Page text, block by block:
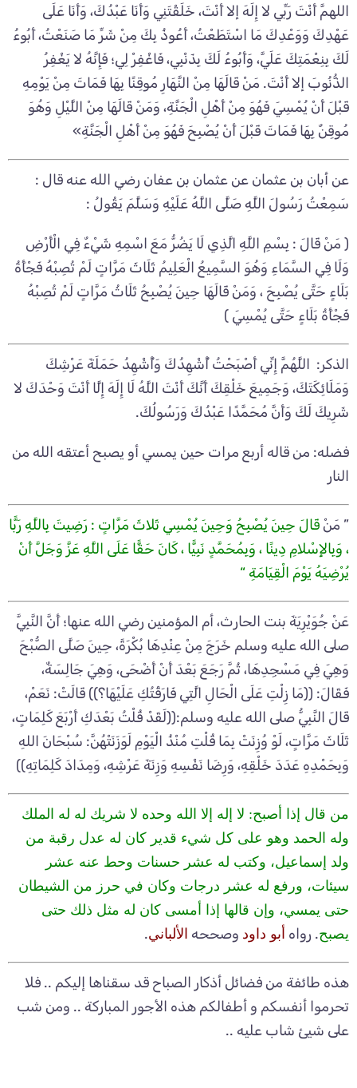
اللهمَّ أَنْتَ رَبِّي لا إِلَهَ إلا أَنْتَ، خَلَقْتَنِي وَأَنَا عَبْدُكَ، وَأَنَا عَلَى
عَهْدِكَ وَوَعْدِكَ مَا اسْتَطَعْتُ، أَعُوذُ بِكَ مِنْ شَرِّ مَا صَنَعْتُ، أَبُوءُ
لَكَ بِنِعْمَتِكَ عَلَيَّ، وَأَبُوءُ لَكَ بِذَنْبِي، فَاغْفِرْ لِي؛ فَإِنَّهُ لا يَغْفِرُ
الذُّنُوبَ إلا أَنْتَ. مَنْ قَالَهَا مِنْ النَّهَارِ مُوقِنًا بِهَا فَمَاتَ مِنْ يَوْمِهِ
قَبْلَ أَنْ يُمْسِيَ فَهُوَ مِنْ أَهْلِ الْجَنَّةِ، وَمَنْ قَالَهَا مِنْ اللَّيْلِ وَهُوَ
مُوقِنٌ بِهَا فَمَاتَ قَبْلَ أَنْ يُصْبِحَ فَهُوَ مِنْ أَهْلِ الْجَنَّةِ»
عن أبان بن عثمان عن عثمان بن عفان رضي الله عنه قال :
سَمِعْتُ رَسُولَ اللَّهِ صَلَّى اللَّهُ عَلَيْهِ وَسَلَّمَ يَقُولُ :
( مَنْ قَالَ : بِسْمِ اللَّهِ الَّذِي لَا يَضُرُّ مَعَ اسْمِهِ شَيْءٌ فِي الْأَرْضِ
وَلَا فِي السَّمَاءِ وَهُوَ السَّمِيعُ الْعَلِيمُ ثَلَاثَ مَرَّاتٍ لَمْ تُصِبْهُ فَجْأَةُ
بَلَاءٍ حَتَّى يُصْبِحَ ، وَمَنْ قَالَهَا حِينَ يُصْبِحُ ثَلَاثُ مَرَّاتٍ لَمْ تُصِبْهُ
فَجْأَةُ بَلَاءٍ حَتَّى يُمْسِيَ )
الذكر: اللَّهُمَّ إِنِّي أَصْبَحْتُ أُشْهِدُكَ وَأُشْهِدُ حَمَلَةَ عَرْشِكَ
وَمَلَائِكَتَكَ، وَجَمِيعَ خَلْقِكَ أَنَّكَ أَنْتَ اللَّهُ لَا إِلَهَ إِلَّا أَنْتَ وَحْدَكَ لا
شَرِيكَ لَكَ وَأَنَّ مُحَمَّدًا عَبْدُكَ وَرَسُولُكَ.
فضله: من قاله أربع مرات حين يمسي أو يصبح أعتقه الله من
النار
” مَنْ قَالَ حِينَ يُصْبِحُ وَحِينَ يُمْسِي ثَلاثَ مَرَّاتٍ : رَضِيتَ بِاللَّهِ رَبًّا
، وَبِالإِسْلامِ دِينًا ، وَبِمُحَمَّدٍ نَبِيًّا ، كَانَ حَقًّا عَلَى اللَّهِ عَزَّ وَجَلَّ أَنْ
يُرْضِيَهُ يَوْمَ الْقِيَامَةِ “
عَنْ جُوَيْرِيَةَ بنت الحارث، أم المؤمنين رضي الله عنها؛ أَنَّ النَّبِيَّ
صلى الله عليه وسلم خَرَجَ مِنْ عِنْدِهَا بُكْرَةً، حِينَ صَلَّى الصُّبْحَ
وَهِيَ فِي مَسْجِدِهَا، ثُمَّ رَجَعَ بَعْدَ أَنْ أَضْحَى، وَهِيَ جَالِسَةٌ،
فَقَالَ: ((مَا زِلْتِ عَلَى الْحَالِ الَّتِي فَارَقْتُكِ عَلَيْهَا؟)) قَالَتْ: نَعَمْ،
قَالَ النَّبِيُّ صلى الله عليه وسلم:((لَقَدْ قُلْتُ بَعْدَكِ أَرْبَعَ كَلِمَاتٍ،
ثَلَاثَ مَرَّاتٍ، لَوْ وُزِنَتْ بِمَا قُلْتِ مُنْذُ الْيَوْمِ لَوَزَنَتْهُنَّ: سُبْحَانَ اللهِ
وَبِحَمْدِهِ عَدَدَ خَلْقِهِ، وَرِضَا نَفْسِهِ وَزِنَةَ عَرْشِهِ، وَمِدَادَ كَلِمَاتِهِ))
من قال إذا أصبح: لا إله إلا الله وحده لا شريك له له الملك
وله الحمد وهو على كل شيء قدير كان له عدل رقبة من
ولد إسماعيل، وكتب له عشر حسنات وحط عنه عشر
سيئات، ورفع له عشر درجات وكان في حرز من الشيطان
حتى يمسي، وإن قالها إذا أمسى كان له مثل ذلك حتى
يصبح. رواه أبو داود وصححه الألباني.
هذه طائفة من فضائل أذكار الصباح قد سقناها إليكم .. فلا
تحرموا أنفسكم و أطفالكم هذه الأجور المباركة .. ومن شب
على شيئ شاب عليه ..